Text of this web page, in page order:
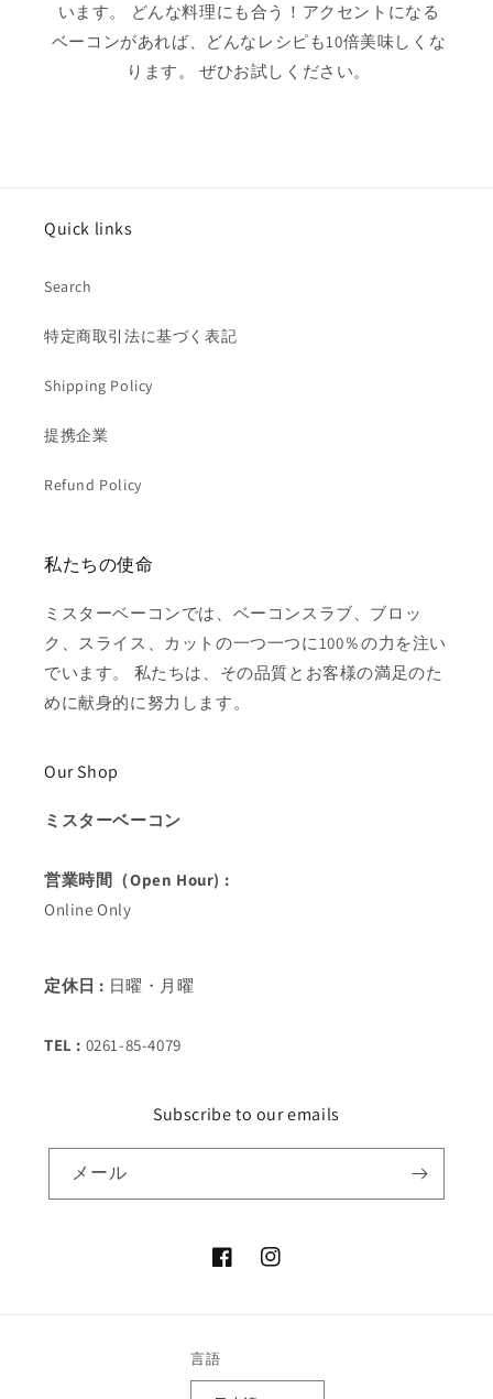
います。 どんな料理にも合う！アクセントになる
ベーコンがあれば、どんなレシピも10倍美味しくな
ります。 ぜひお試しください。
Quick links
Search
特定商取引法に基づく表記
Shipping Policy
提携企業
Refund Policy
私たちの使命
ミスターベーコンでは、ベーコンスラブ、ブロッ
ク、スライス、カットの一つ一つに100％の力を注い
でいます。 私たちは、その品質とお客様の満足のた
めに献身的に努力します。
Our Shop
ミスターベーコン
営業時間（Open Hour) :
Online Only
定休日 : 日曜・月曜
TEL : 0261-85-4079
Subscribe to our emails
メール
FacebookInstagram
言語